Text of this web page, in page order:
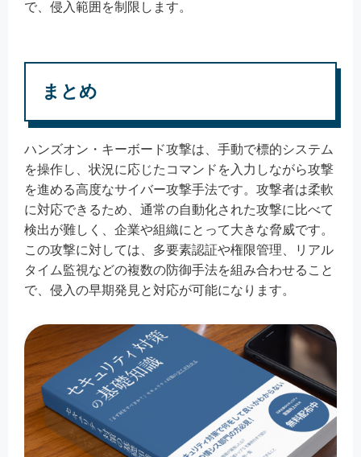
で、侵入範囲を制限します。
まとめ
ハンズオン・キーボード攻撃は、手動で標的システム
を操作し、状況に応じたコマンドを入力しながら攻撃
を進める高度なサイバー攻撃手法です。攻撃者は柔軟
に対応できるため、通常の自動化された攻撃に比べて
検出が難しく、企業や組織にとって大きな脅威です。
この攻撃に対しては、多要素認証や権限管理、リアル
タイム監視などの複数の防御手法を組み合わせること
で、侵入の早期発見と対応が可能になります。